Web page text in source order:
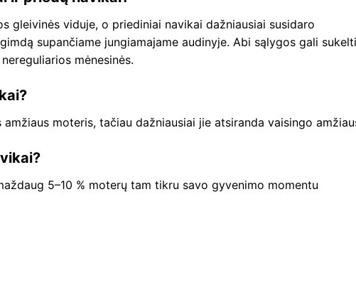
gleivinės viduje, o priediniai navikai dažniausiai susidaro
supančiame jungiamajame audinyje. Abi sąlygos gali sukelti
mėnesinės.
moteris, tačiau dažniausiai jie atsiranda vaisingo
5–10 % moterų tam tikru savo gyvenimo momentu